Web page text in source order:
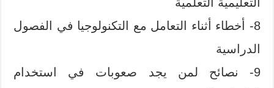
8- أخطاء أثناء التعامل مع التكنولوجيا في الفصول
الدراسية
9- نصائح لمن يجد صعوبات في استخدام